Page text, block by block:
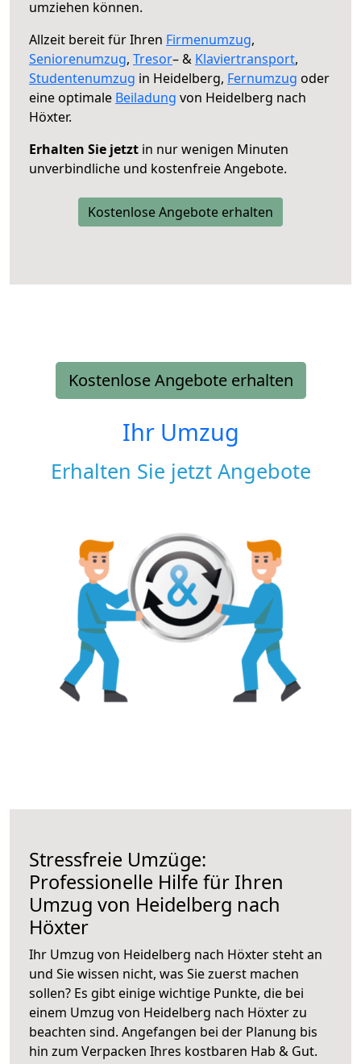
umziehen können.
Allzeit bereit für Ihren Firmenumzug,
Seniorenumzug, Tresor– & Klaviertransport,
Studentenumzug in Heidelberg, Fernumzug oder
eine optimale Beiladung von Heidelberg nach
Höxter.
Erhalten Sie jetzt in nur wenigen Minuten
unverbindliche und kostenfreie Angebote.
Kostenlose Angebote erhalten
Kostenlose Angebote erhalten
Ihr Umzug
Erhalten Sie jetzt Angebote
Stressfreie Umzüge:
Professionelle Hilfe für Ihren
Umzug von Heidelberg nach
Höxter
Ihr Umzug von Heidelberg nach Höxter steht an
und Sie wissen nicht, was Sie zuerst machen
sollen? Es gibt einige wichtige Punkte, die bei
einem Umzug von Heidelberg nach Höxter zu
beachten sind. Angefangen bei der Planung bis
hin zum Verpacken Ihres kostbaren Hab & Gut.